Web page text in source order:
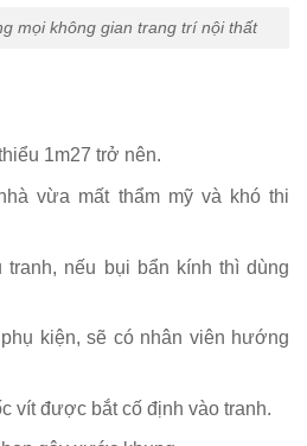
mọi không gian trang trí nội thất
1m27 trở nên.
vừa mất thẩm mỹ và khó thi
nếu bụi bẩn kính thì dùng
kiện, sẽ có nhân viên hướng
vít được bắt cố định vào tranh.